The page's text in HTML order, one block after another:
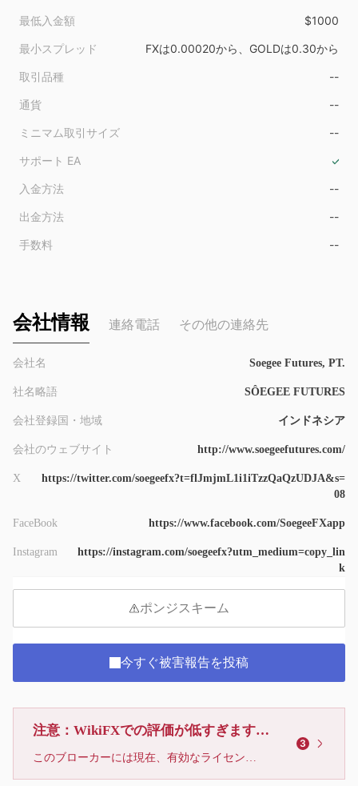
最低入金額 $1000
最小スプレッド FXは0.00020から、GOLDは0.30から
取引品種 --
通貨 --
ミニマム取引サイズ --
サポート EA
入金方法 --
出金方法 --
手数料 --
会社情報 連絡電話 その他の連絡先
会社名 Soegee Futures, PT.
社名略語 SÔEGEE FUTURES
会社登録国・地域 インドネシア
会社のウェブサイト http://www.soegeefutures.com/
X
https://twitter.com/soegeefx?t=flJmjmL1i1iTzzQaQzUDJA&s=
08
FaceBook https://www.facebook.com/SoegeeFXapp
Instagram
https://instagram.com/soegeefx?utm_medium=copy_lin
k
ポンジスキーム
今すぐ被害報告を投稿
注意：WikiFXでの評価が低すぎます、利用しないでください
このブローカーには現在、有効なライセンスが確認されていません。リスクにご注意下さい！
3